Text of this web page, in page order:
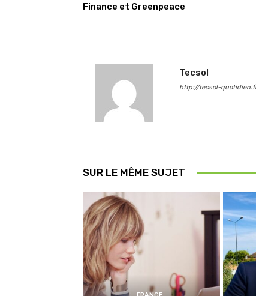
Finance et Greenpeace
Tecsol
http://tecsol-
SUR LE MÊME SUJET